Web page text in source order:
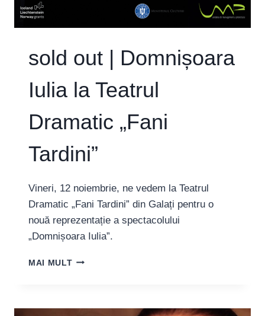
sold out | Domnișoara
Iulia la Teatrul
Dramatic „Fani
Tardini”
Vineri, 12 noiembrie, ne vedem la Teatrul
Dramatic „Fani Tardini” din Galați pentru o
nouă reprezentație a spectacolului
„Domnișoara Iulia”.
MAI MULTSOLD
IULIA